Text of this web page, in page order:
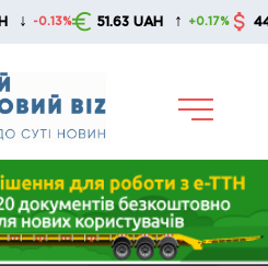
51.63 UAH ↑ +0.17% 44.69